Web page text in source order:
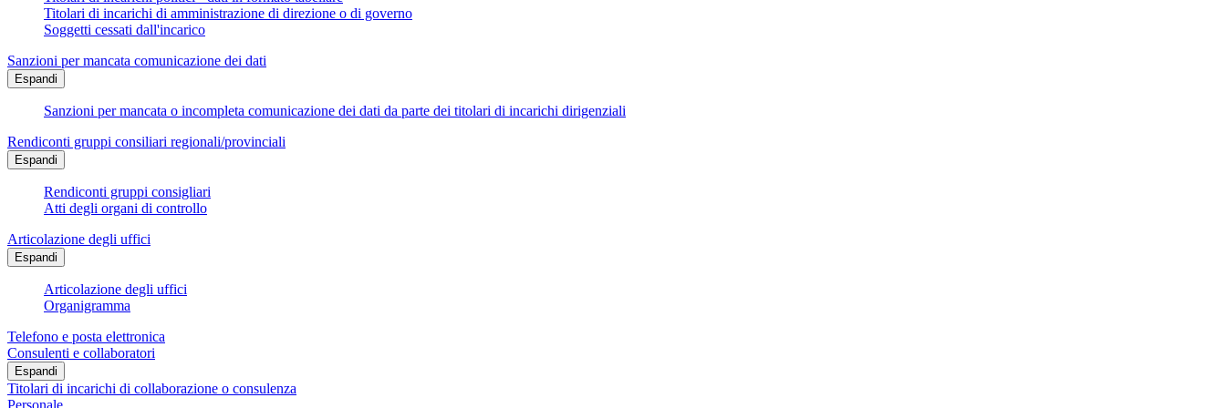
Titolari di incarichi di amministrazione di direzione o di governo
Soggetti cessati dall'incarico
Sanzioni per mancata comunicazione dei dati
Espandi
Sanzioni per mancata o incompleta comunicazione dei dati da parte dei titolari di incarichi dirigenziali
Rendiconti gruppi consiliari regionali/provinciali
Espandi
Rendiconti gruppi consigliari
Atti degli organi di controllo
Articolazione degli uffici
Espandi
Articolazione degli uffici
Organigramma
Telefono e posta elettronica
Consulenti e collaboratori
Espandi
Titolari di incarichi di collaborazione o consulenza
Personale